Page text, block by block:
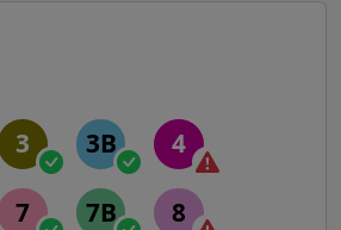
3 3B 4
7 7B 8